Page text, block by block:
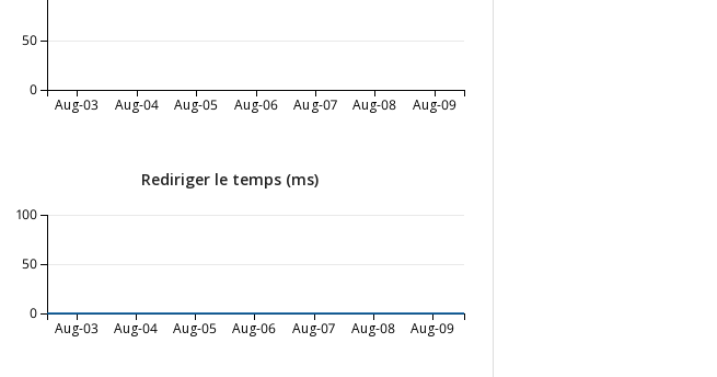
Aug-03 Aug-04 Aug-05 Aug-06 Aug-07 Aug-08 Aug-09
0
50
Rediriger le temps (ms)
Aug-03 Aug-04 Aug-05 Aug-06 Aug-07 Aug-08 Aug-09
0
50
100